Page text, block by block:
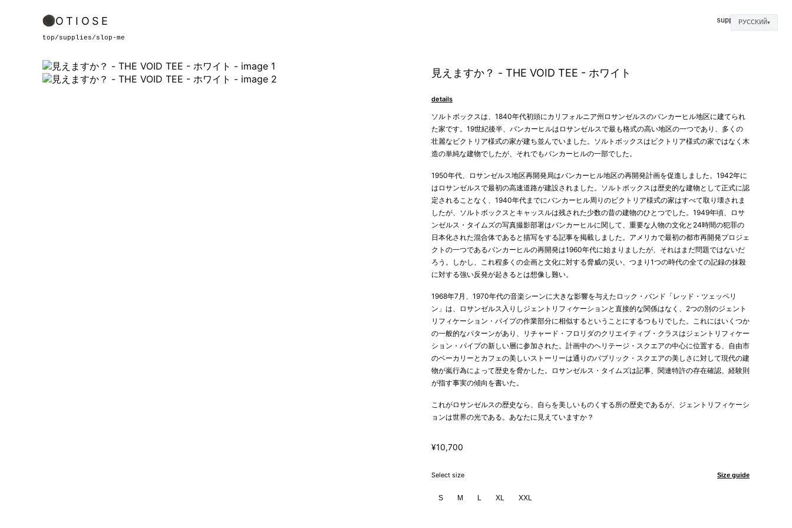
РУССКИЙ▼
OTIOSE supplies
top/supplies/slop-me
見えますか？ - THE VOID TEE - ホワイト
details
ソルトボックスは、1840年代初頭にカリフォルニア州ロサンゼルスのバンカーヒル地区に建てられ
た家です。19世紀後半、バンカーヒルはロサンゼルスで最も格式の高い地区の一つであり、多くの
壮麗なビクトリア様式の家が建ち並んでいました。ソルトボックスはビクトリア様式の家ではなく木
造の単純な建物でしたが、それでもバンカーヒルの一部でした。
1950年代、ロサンゼルス地区再開発局はバンカーヒル地区の再開発計画を促進しました。1942年に
はロサンゼルスで最初の高速道路が建設されました。ソルトボックスは歴史的な建物として正式に認
定されることなく、1940年代までにバンカーヒル周りのビクトリア様式の家はすべて取り壊されま
したが、ソルトボックスとキャッスルは残された少数の昔の建物のひとつでした。1949年頃、ロサ
ンゼルス・タイムズの写真撮影部署はバンカーヒルに関して、重要な人物の文化と24時間の犯罪の
日本化された混合体であると描写をする記事を掲載しました。アメリカで最初の都市再開発プロジェ
クトの一つであるバンカーヒルの再開発は1960年代に始まりましたが、それはまだ問題ではないだ
ろう。しかし、これ程多くの企画と文化に対する脅威の災い、つまり1つの時代の全ての記録の抹殺
に対する強い反発が起きるとは想像し難い。
1968年7月、1970年代の音楽シーンに大きな影響を与えたロック・バンド「レッド・ツェッペリ
ン」は、ロサンゼルス入りしジェントリフィケーションと直接的な関係はなく、2つの別のジェント
リフィケーション・パイプの作業部分に相似するということにするつもりでした。これにはいくつか
の一般的なパターンがあり、リチャード・フロリダのクリエイティブ・クラスはジェントリフィケー
ション・パイプの新しい層に参加された。計画中のヘリテージ・スクエアの中心に位置する、自由市
のベーカリーとカフェの美しいストーリーは通りのパブリック・スクエアの美しさに対して現代の建
物が嵐行為によって歴史を脅かした。ロサンゼルス・タイムズは記事、関連特許の存在確認、経験則
が指す事実の傾向を書いた。
これがロサンゼルスの歴史なら、自らを美しいものくする所の歴史であるが、ジェントリフィケーシ
ョンは世界の光である。あなたに見えていますか？
¥10,700
Select size Size guide
S M L XL XXL